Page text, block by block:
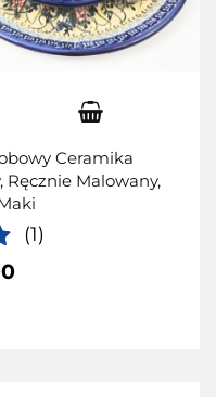
Ceramika
Ręcznie Malowany,
(1)